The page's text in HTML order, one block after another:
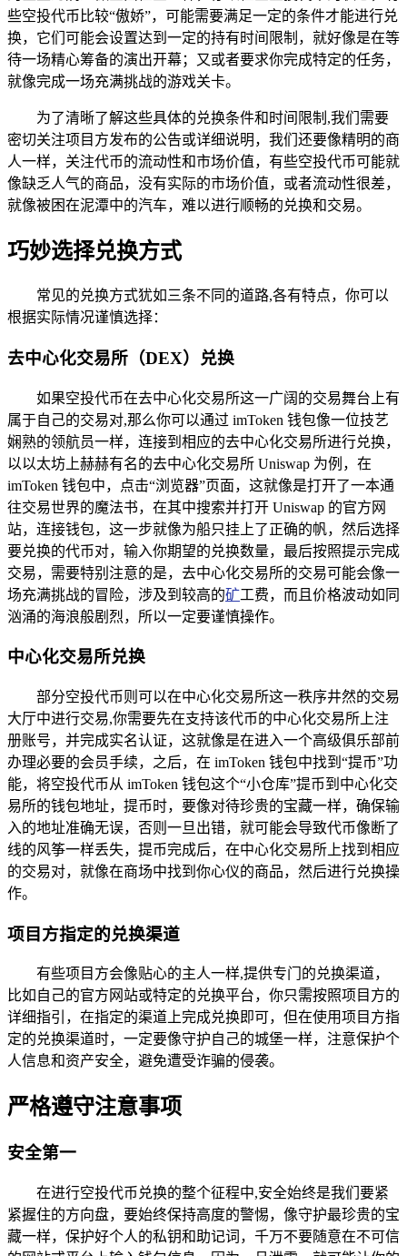
些空投代币比较“傲娇”，可能需要满足一定的条件才能进行兑
换，它们可能会设置达到一定的持有时间限制，就好像是在等
待一场精心筹备的演出开幕；又或者要求你完成特定的任务，
就像完成一场充满挑战的游戏关卡。
为了清晰了解这些具体的兑换条件和时间限制,我们需要
密切关注项目方发布的公告或详细说明，我们还要像精明的商
人一样，关注代币的流动性和市场价值，有些空投代币可能就
像缺乏人气的商品，没有实际的市场价值，或者流动性很差，
就像被困在泥潭中的汽车，难以进行顺畅的兑换和交易。
巧妙选择兑换方式
常见的兑换方式犹如三条不同的道路,各有特点，你可以
根据实际情况谨慎选择：
去中心化交易所（DEX）兑换
如果空投代币在去中心化交易所这一广阔的交易舞台上有
属于自己的交易对,那么你可以通过 imToken 钱包像一位技艺
娴熟的领航员一样，连接到相应的去中心化交易所进行兑换，
以以太坊上赫赫有名的去中心化交易所 Uniswap 为例，在
imToken 钱包中，点击“浏览器”页面，这就像是打开了一本通
往交易世界的魔法书，在其中搜索并打开 Uniswap 的官方网
站，连接钱包，这一步就像为船只挂上了正确的帆，然后选择
要兑换的代币对，输入你期望的兑换数量，最后按照提示完成
交易，需要特别注意的是，去中心化交易所的交易可能会像一
场充满挑战的冒险，涉及到较高的矿工费，而且价格波动如同
汹涌的海浪般剧烈，所以一定要谨慎操作。
中心化交易所兑换
部分空投代币则可以在中心化交易所这一秩序井然的交易
大厅中进行交易,你需要先在支持该代币的中心化交易所上注
册账号，并完成实名认证，这就像是在进入一个高级俱乐部前
办理必要的会员手续，之后，在 imToken 钱包中找到“提币”功
能，将空投代币从 imToken 钱包这个“小仓库”提币到中心化交
易所的钱包地址，提币时，要像对待珍贵的宝藏一样，确保输
入的地址准确无误，否则一旦出错，就可能会导致代币像断了
线的风筝一样丢失，提币完成后，在中心化交易所上找到相应
的交易对，就像在商场中找到你心仪的商品，然后进行兑换操
作。
项目方指定的兑换渠道
有些项目方会像贴心的主人一样,提供专门的兑换渠道，
比如自己的官方网站或特定的兑换平台，你只需按照项目方的
详细指引，在指定的渠道上完成兑换即可，但在使用项目方指
定的兑换渠道时，一定要像守护自己的城堡一样，注意保护个
人信息和资产安全，避免遭受诈骗的侵袭。
严格遵守注意事项
安全第一
在进行空投代币兑换的整个征程中,安全始终是我们要紧
紧握住的方向盘，要始终保持高度的警惕，像守护最珍贵的宝
藏一样，保护好个人的私钥和助记词，千万不要随意在不可信